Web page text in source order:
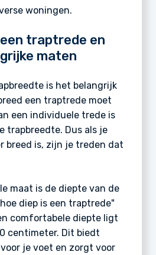
woningen.
traptrede en
maten
is het belangrijk
een traptrede moet
een individuele trede is
trapbreedte. Dus als je
breed is, zijn je treden dat
maat is de diepte van de
diep is een traptrede"
comfortabele diepte ligt
centimeter. Dit biedt
je voet en zorgt voor